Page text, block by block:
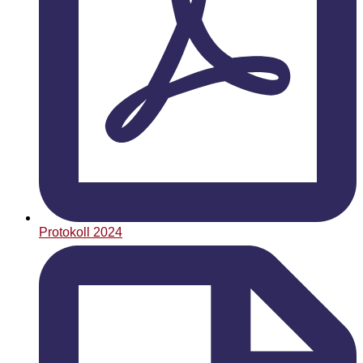
Protokoll 2024